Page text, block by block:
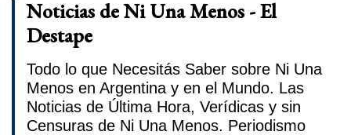
Noticias de Ni Una Menos - El
Destape
Todo lo que Necesitás Saber sobre Ni Una
Menos en Argentina y en el Mundo. Las
Noticias de Última Hora, Verídicas y sin
Censuras de Ni Una Menos. Periodismo